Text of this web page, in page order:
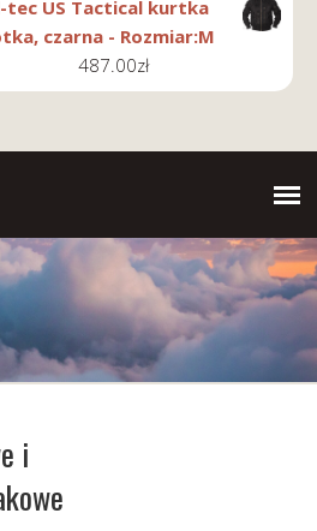
tec US Tactical kurtka
czarna - Rozmiar:M
487.00zł
i